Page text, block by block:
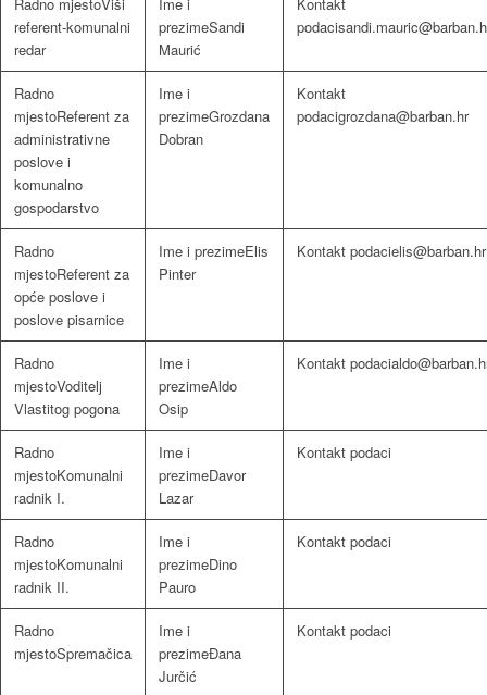
referent-komunalni
redar
Sandi
Maurić
Referent za
administrativne
poslove i
komunalno
gospodarstvo
Grozdana
Dobran
grozdana@barban.hr
Referent za
opće poslove i
poslove pisarnice
Elis
Pinter
elis@barban.hr
Voditelj
Vlastitog pogona
Aldo
Osip
Komunalni
radnik I.
Davor
Lazar
Komunalni
radnik II.
Dino
Pauro
Spremačica
Đana
Jurčić